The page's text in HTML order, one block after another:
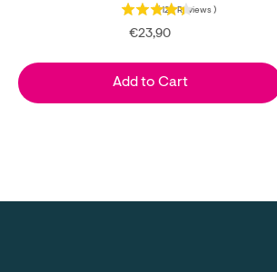
128 Reviews )
Price
€23,90
Add to Cart